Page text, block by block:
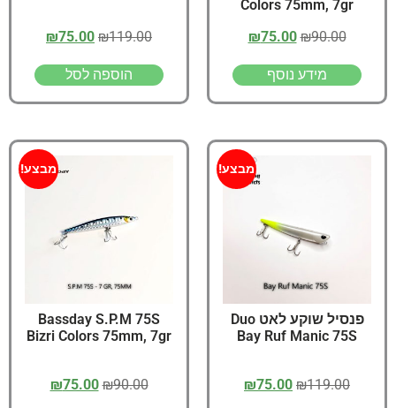
Colors 75mm, 7gr
₪90.00
₪75.00
מידע נוסף
₪119.00
₪75.00
הוספה לסל
מבצע!
פנסיל שוקע לאט Duo
Bay Ruf Manic 75S
₪119.00
₪75.00
מבצע!
Bassday S.P.M 75S
Bizri Colors 75mm, 7gr
₪90.00
₪75.00